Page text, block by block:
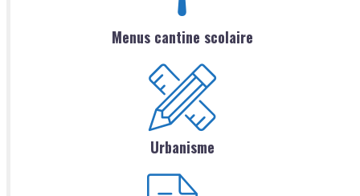
Menus cantine scolaire
Urbanisme